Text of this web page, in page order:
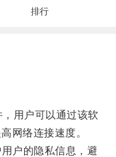
排行
用户可以通过该软
网络连接速度。
户的隐私信息，避